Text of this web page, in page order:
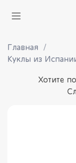
Главная
Куклы из
Хотите